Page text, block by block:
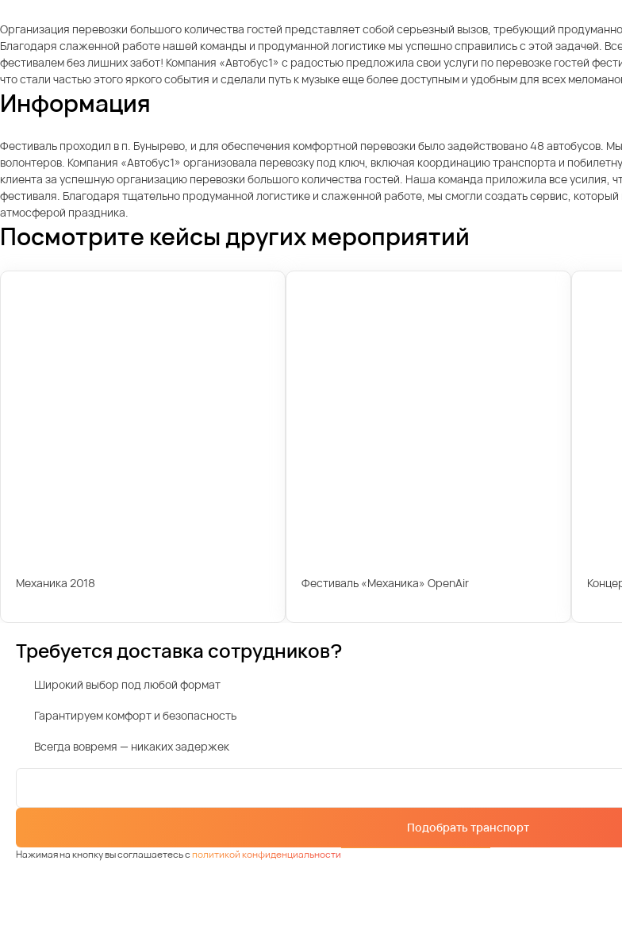
Организация перевозки большого количества гостей представляет собой серьезный вызов, требующий
Благодаря слаженной работе нашей команды и продуманной логистике мы успешно справились с этой задачей.
фестивалем без лишних забот! Компания «Автобус1» с радостью предложила свои услуги по перевозке гостей
что стали частью этого яркого события и сделали путь к музыке еще более доступным и удобным для всех
Информация
Фестиваль проходил в п. Бунырево, и для обеспечения комфортной перевозки было задействовано 48 автобусов.
волонтеров. Компания «Автобус1» организовала перевозку под ключ, включая координацию транспорта и
клиента за успешную организацию перевозки большого количества гостей. Наша команда приложила все усилия,
фестиваля. Благодаря тщательно продуманной логистике и слаженной работе, мы смогли создать сервис,
атмосферой праздника.
Посмотрите кейсы других мероприятий
Механика 2018 Фестиваль «Механика» OpenAir
Требуется доставка сотрудников?
Широкий выбор под любой формат
Гарантируем комфорт и безопасность
Всегда вовремя — никаких задержек
Подобрать транспорт
Нажимая на кнопку вы соглашаетесь сполитикой конфиденциальности